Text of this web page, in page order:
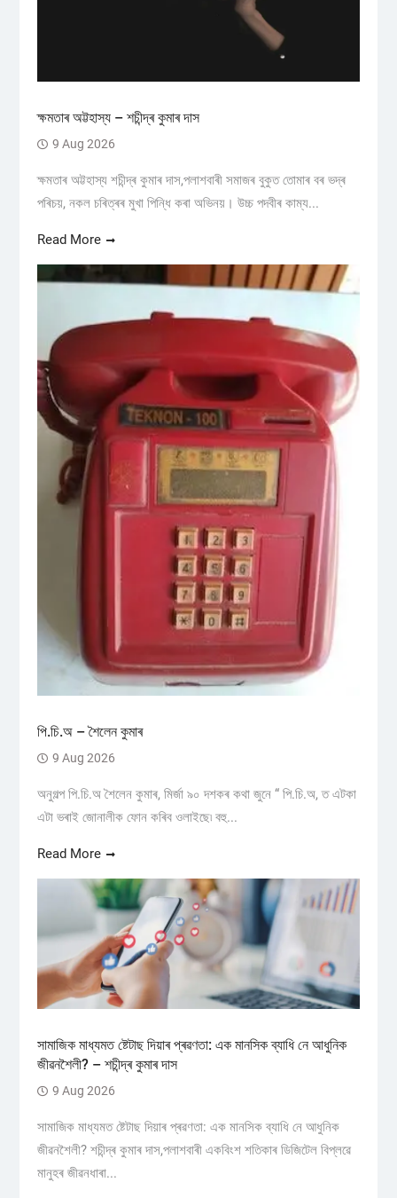
ক্ষমতাৰ অট্টহাস্য – শচীন্দ্ৰ কুমাৰ দাস
9 Aug 2026
ক্ষমতাৰ অট্টহাস্য শচীন্দ্ৰ কুমাৰ দাস,পলাশবাৰী সমাজৰ বুকুত তোমাৰ বৰ ভদ্ৰ
পৰিচয়, নকল চৰিত্ৰৰ মুখা পিন্ধি কৰা অভিনয়। উচ্চ পদবীৰ কাম্য...
Read More
পি.চি.অ – শৈলেন কুমাৰ
9 Aug 2026
অনুগল্প পি.চি.অ শৈলেন কুমাৰ, মিৰ্জা ৯০ দশকৰ কথা জুনে “ পি.চি.অ, ত এটকা
এটা ভৰাই জোনালীক ফোন কৰিব ওলাইছে৷ বহু...
Read More
সামাজিক মাধ্যমত ষ্টেটাছ দিয়াৰ প্ৰৱণতা: এক মানসিক ব্যাধি নে আধুনিক
জীৱনশৈলী? – শচীন্দ্ৰ কুমাৰ দাস
9 Aug 2026
সামাজিক মাধ্যমত ষ্টেটাছ দিয়াৰ প্ৰৱণতা: এক মানসিক ব্যাধি নে আধুনিক
জীৱনশৈলী? শচীন্দ্ৰ কুমাৰ দাস,পলাশবাৰী একবিংশ শতিকাৰ ডিজিটেল বিপ্লৱে
মানুহৰ জীৱনধাৰা...